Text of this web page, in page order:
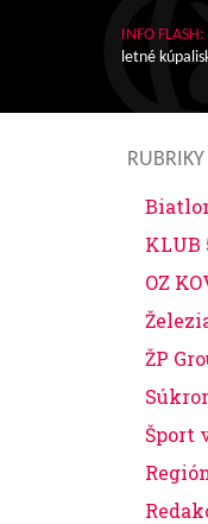
INFO FLASH:
letné
RUBRIKY
KLUB
OZ
ŽP
Šport